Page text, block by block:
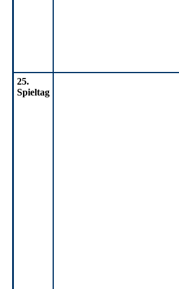
25.
Spieltag